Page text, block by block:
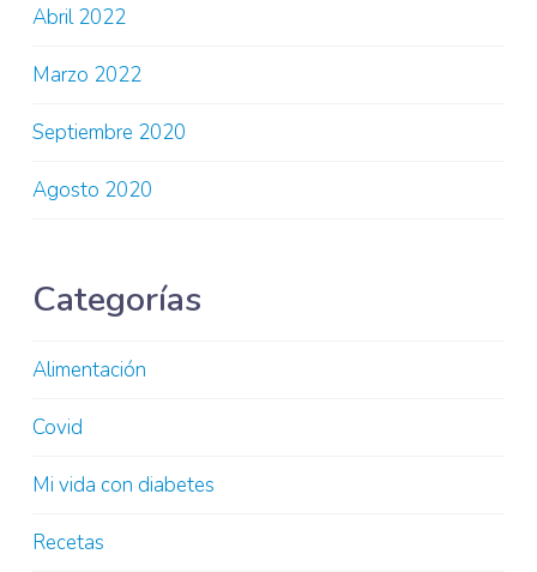
Abril 2022
Marzo 2022
Septiembre 2020
Agosto 2020
Categorías
Alimentación
Covid
Mi vida con diabetes
Recetas